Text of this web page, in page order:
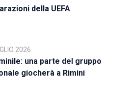
della UEFA
2026
una parte del gruppo
giocherà a Rimini